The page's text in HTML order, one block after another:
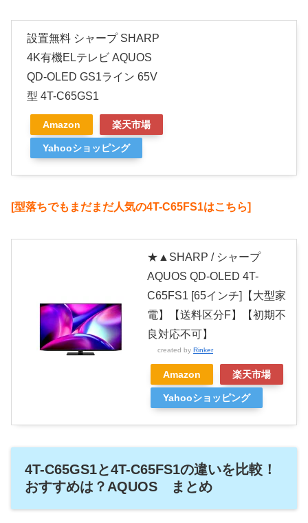
設置無料 シャープ SHARP
4K有機ELテレビ AQUOS
QD-OLED GS1ライン 65V
型 4T-C65GS1
Amazon 楽天市場
Yahooショッピング
[型落ちでもまだまだ人気の4T-C65FS1はこちら]
★▲SHARP / シャープ
AQUOS QD-OLED 4T-
C65FS1 [65インチ]【大型家
電】【送料区分F】【初期不
良対応不可】
created by Rinker
Amazon 楽天市場
Yahooショッピング
4T-C65GS1と4T-C65FS1の違いを比較！
おすすめは？AQUOS まとめ